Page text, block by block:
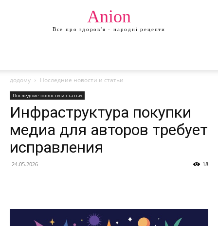
Anion
Все про здоров'я - народні рецепти
додому Последние новости и статьи
Последние новости и статьи
Инфраструктура покупки
медиа для авторов требует
исправления
24.05.2026 18